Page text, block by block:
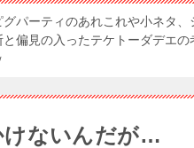
グパーティのあれこれや小ネタ
と偏見の入ったテケトーダデエ
けないんだが…